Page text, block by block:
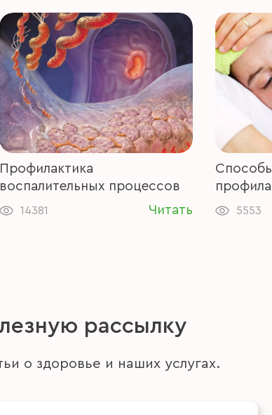
Профилактика
воспалительных процессов
14381 Читать 5553
рассылку
о здоровье и наших услугах.